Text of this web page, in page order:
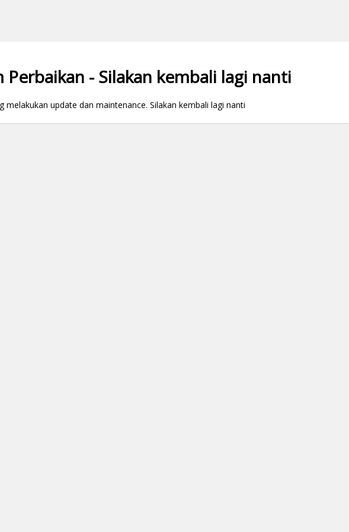
Perbaikan - Silakan kembali lagi nanti
melakukan update dan maintenance. Silakan kembali lagi nanti